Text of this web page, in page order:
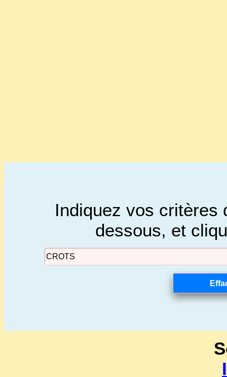
Indiquez vos critères
dessous, et